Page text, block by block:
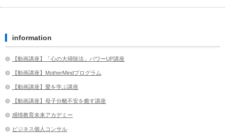
information
【動画講座】「心の大掃除法」パワーUP講座
【動画講座】MotherMindプログラム
【動画講座】愛を学ぶ講座
【動画講座】母子分離不安を癒す講座
感情教育未来アカデミー
ビジネス個人コンサル